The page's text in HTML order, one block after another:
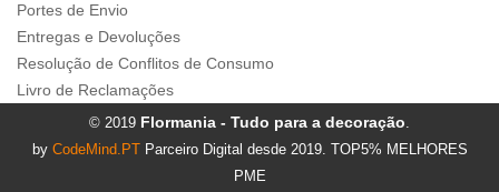
Portes de Envio
Entregas e Devoluções
Resolução de Conflitos de Consumo
Livro de Reclamações
© 2019 Flormania - Tudo para a decoração.
by CodeMind.PT Parceiro Digital desde 2019. TOP5% MELHORES
PME